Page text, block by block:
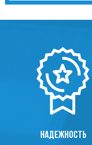
НАДЕЖНОСТЬ